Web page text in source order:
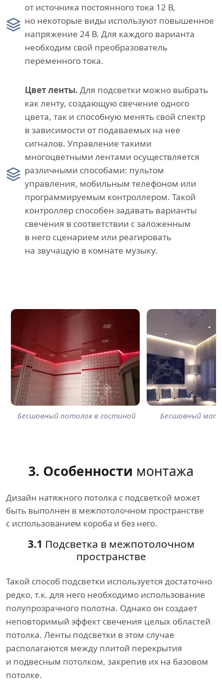
от источника постоянного тока 12 В,
но некоторые виды используют повышенное
напряжение 24 В. Для каждого варианта
необходим свой преобразователь
переменного тока.
Цвет ленты. Для подсветки можно выбрать
как ленту, создающую свечение одного
цвета, так и способную менять свой спектр
в зависимости от подаваемых на нее
сигналов. Управление такими
многоцветными лентами осуществляется
различными способами: пультом
управления, мобильным телефоном или
программируемым контроллером. Такой
контроллер способен задавать варианты
свечения в соответствии с заложенным
в него сценарием или реагировать
на звучащую в комнате музыку.
Бесшовный потолок в гостиной Бесшовный
3. Особенности монтажа
Дизайн натяжного потолка с подсветкой может
быть выполнен в межпотолочном пространстве
с использованием короба и без него.
3.1 Подсветка в межпотолочном
пространстве
Такой способ подсветки используется достаточно
редко, т.к. для него необходимо использование
полупрозрачного полотна. Однако он создает
неповторимый эффект свечения целых областей
потолка. Ленты подсветки в этом случае
располагаются между плитой перекрытия
и подвесным потолком, закрепив их на базовом
потолке.